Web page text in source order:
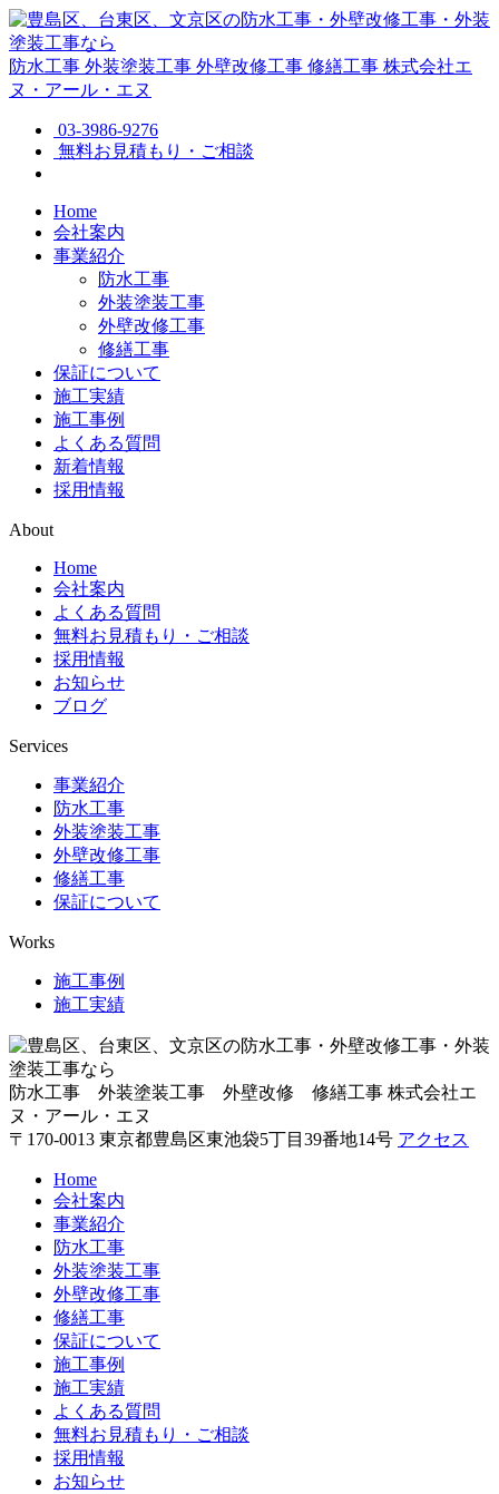
防水工事 外装塗装工事 外壁改修工事 修繕工事 株式会社エ
ヌ・アール・エヌ
03-3986-9276
無料お見積もり・ご相談
Home
会社案内
事業紹介
防水工事
外装塗装工事
外壁改修工事
修繕工事
保証について
施工実績
施工事例
よくある質問
新着情報
採用情報
About
Home
会社案内
よくある質問
無料お見積もり・ご相談
採用情報
お知らせ
ブログ
Services
事業紹介
防水工事
外装塗装工事
外壁改修工事
修繕工事
保証について
Works
施工事例
施工実績
防水工事 外装塗装工事 外壁改修 修繕工事 株式会社エ
ヌ・アール・エヌ
〒170-0013 東京都豊島区東池袋5丁目39番地14号 アクセス
Home
会社案内
事業紹介
防水工事
外装塗装工事
外壁改修工事
修繕工事
保証について
施工事例
施工実績
よくある質問
無料お見積もり・ご相談
採用情報
お知らせ